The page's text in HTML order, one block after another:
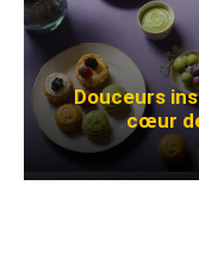
Douceurs
cœur